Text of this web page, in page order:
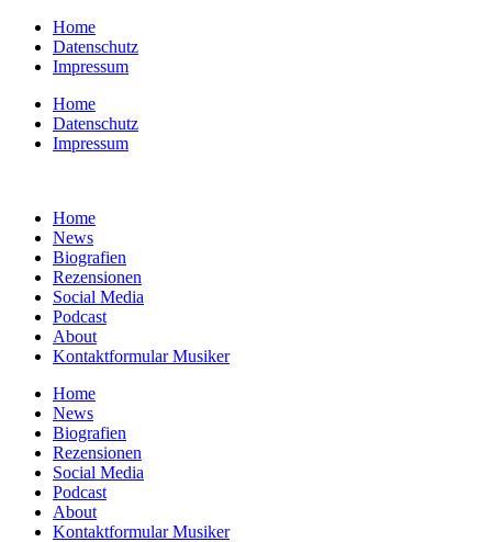
Zum
Inhalt
springen
Home
Datenschutz
Impressum
Home
Datenschutz
Impressum
Home
News
Biografien
Rezensionen
Social Media
Podcast
About
Kontaktformular Musiker
Home
News
Biografien
Rezensionen
Social Media
Podcast
About
Kontaktformular Musiker